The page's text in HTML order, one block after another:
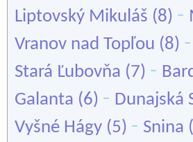
Liptovský Mikuláš (8) -
Vranov nad Topľou (8) -
Stará Ľubovňa (7) -
Galanta (6) - Dunajská
Vyšné Hágy (5) - Snina